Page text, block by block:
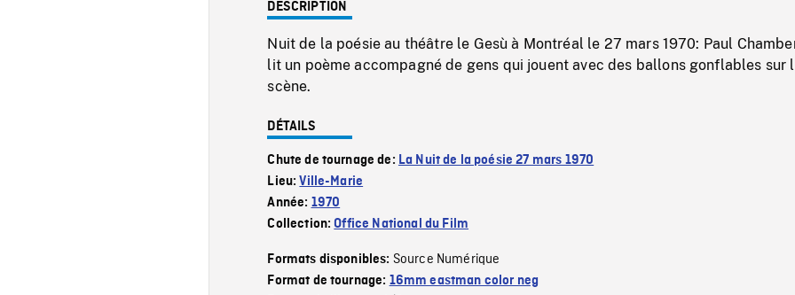
DESCRIPTION
Nuit de la poésie au théâtre le Gesù à Montréal le 27 mars 1970: Paul
lit un poème accompagné de gens qui jouent avec des ballons gonflables sur
scène.
DÉTAILS
Chute de tournage de: La Nuit de la poésie 27 mars 1970
Lieu:Ville-Marie
Année: 1970
Collection:Office National du Film
Formats disponibles: Source Numérique
Format de tournage: 16mm eastman color neg